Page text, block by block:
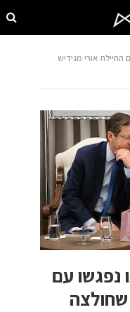
החיילת אורי מגידיש
נפגשו עם
שחולצה